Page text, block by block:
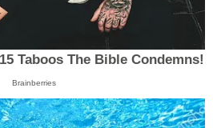
Taboos The Bible Condemns!
Brainberries